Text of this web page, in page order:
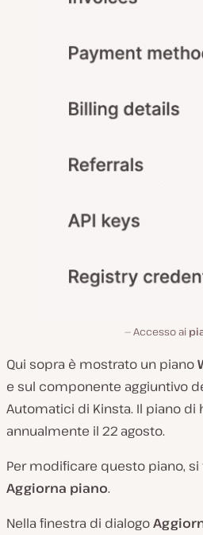
Accesso ai
Qui sopra è mostrato un piano
e sul componente aggiuntivo
Automatici di Kinsta. Il piano di
annualmente il 22 agosto.
Per modificare questo piano,
Aggiorna piano.
Nella finestra di dialogo